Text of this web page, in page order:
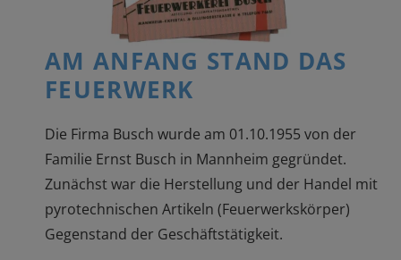
AM ANFANG STAND DAS
FEUERWERK
Die Firma Busch wurde am 01.10.1955 von der
Familie Ernst Busch in Mannheim gegründet.
Zunächst war die Herstellung und der Handel mit
pyrotechnischen Artikeln (Feuerwerkskörper)
Gegenstand der Geschäftstätigkeit.